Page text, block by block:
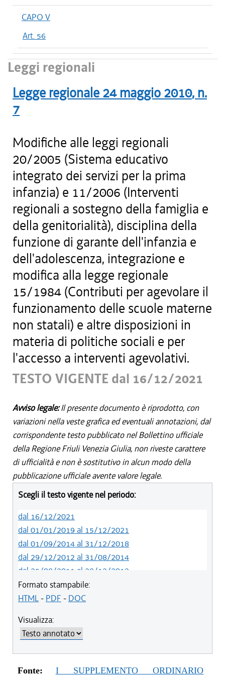
CAPO V
Art. 56
Leggi regionali
Legge regionale 24 maggio 2010, n.
7
Modifiche alle leggi regionali
20/2005 (Sistema educativo
integrato dei servizi per la prima
infanzia) e 11/2006 (Interventi
regionali a sostegno della famiglia e
della genitorialità), disciplina della
funzione di garante dell'infanzia e
dell'adolescenza, integrazione e
modifica alla legge regionale
15/1984 (Contributi per agevolare il
funzionamento delle scuole materne
non statali) e altre disposizioni in
materia di politiche sociali e per
l'accesso a interventi agevolativi.
TESTO VIGENTE dal 16/12/2021
Avviso legale:Il presente documento è riprodotto, con
variazioni nella veste grafica ed eventuali annotazioni, dal
corrispondente testo pubblicato nel Bollettino ufficiale
della Regione Friuli Venezia Giulia, non riveste carattere
di ufficialità e non è sostitutivo in alcun modo della
pubblicazione ufficiale avente valore legale.
Scegli il testo vigente nel periodo:
dal 16/12/2021
dal 01/01/2019 al 15/12/2021
dal 01/09/2014 al 31/12/2018
dal 29/12/2012 al 31/08/2014
dal 25/08/2011 al 28/12/2012
dal 28/10/2010 al 24/08/2011
dal 22/07/2010 al 27/10/2010
Formato stampabile:
HTML- PDF - DOC
Visualizza:
Fonte:
I SUPPLEMENTO ORDINARIO